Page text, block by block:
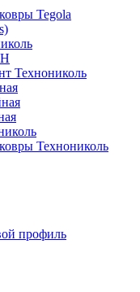
Tegola
Технониколь
Технониколь
профиль